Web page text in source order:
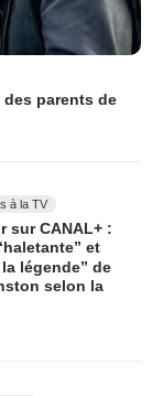
parents de
à la TV
sur CANAL+ :
et
légende” de
selon la